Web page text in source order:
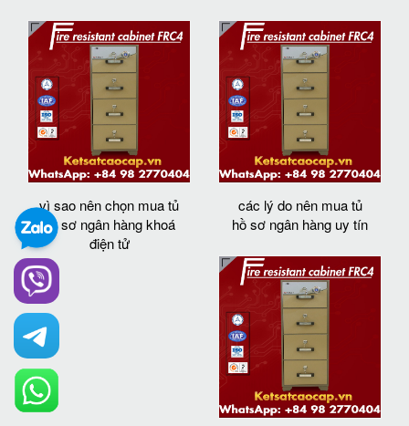
vì sao nên chọn mua tủ
hồ sơ ngân hàng khoá
điện tử
các lý do nên mua tủ
hồ sơ ngân hàng uy tín